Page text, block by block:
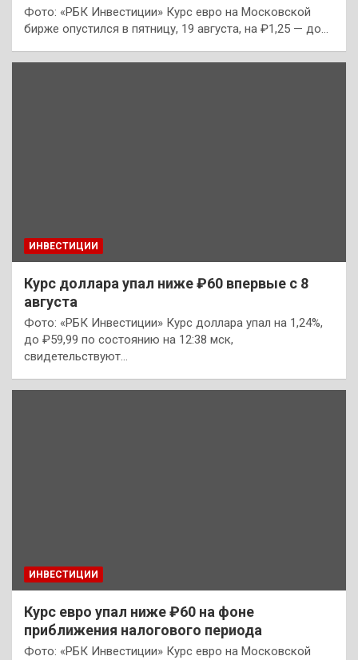
Фото: «РБК Инвестиции» Курс евро на Московской
бирже опустился в пятницу, 19 августа, на ₽1,25 — до…
ИНВЕСТИЦИИ
Курс доллара упал ниже ₽60 впервые с 8
августа
Фото: «РБК Инвестиции» Курс доллара упал на 1,24%,
до ₽59,99 по состоянию на 12:38 мск,
свидетельствуют…
ИНВЕСТИЦИИ
Курс евро упал ниже ₽60 на фоне
приближения налогового периода
Фото: «РБК Инвестиции» Курс евро на Московской